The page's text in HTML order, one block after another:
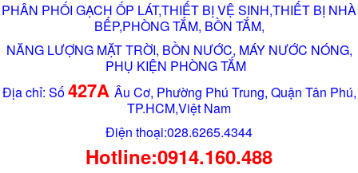
PHÂN PHỐI GẠCH ỐP LÁT,THIẾT BỊ VỆ SINH,THIẾT BỊ NHÀ
BẾP,PHÒNG TẮM, BỒN TẮM,
NĂNG LƯỢNG MẶT TRỜI, BỒN NƯỚC, MÁY NƯỚC NÓNG,
PHỤ KIỆN PHÒNG TẮM
Địa chỉ: Số427A Âu Cơ, Phường Phú Trung, Quận Tân Phú,
TP.HCM,Việt Nam
Điện thoại:028.6265.4344
Hotline:0914.160.488